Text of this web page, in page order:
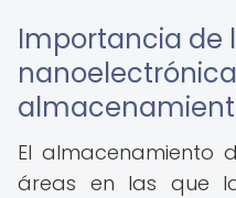
Importancia de
El almacenamiento
áreas en las que